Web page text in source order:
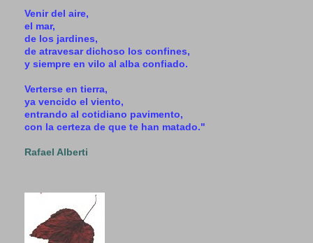
Venir del aire,
el mar,
de los jardines,
de atravesar dichoso los confines,
y siempre en vilo al alba confiado.
Verterse en tierra,
ya vencido el viento,
entrando al cotidiano pavimento,
con la certeza de que te han matado."
Rafael Alberti